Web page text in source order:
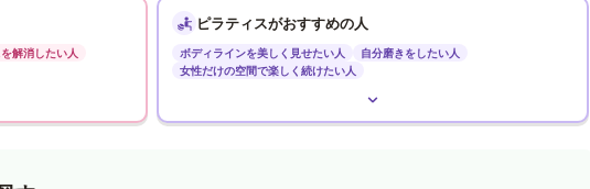
解消したい人
ピラティスがおすすめの人
ボディラインを美しく見せたい人
自分磨きをしたい人
女性だけの空間で楽しく続けたい人